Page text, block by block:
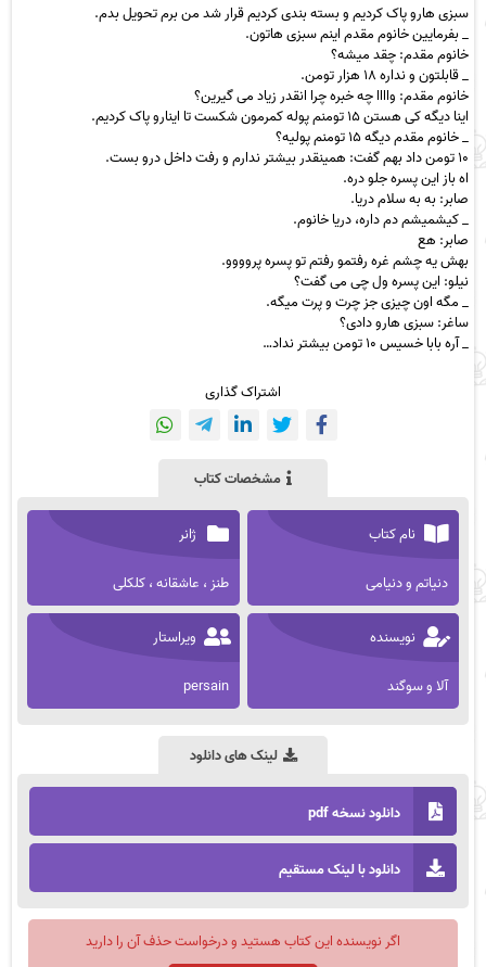
سبزی هارو پاک کردیم و بسته بندی کردیم قرار شد من برم تحویل بدم.
_ بفرمایین خانوم مقدم اینم سبزی هاتون.
خانوم مقدم: چقد میشه؟
_ قابلتون و نداره ۱۸ هزار تومن.
خانوم مقدم: واااا چه خبره چرا انقدر زیاد می گیرین؟
اینا دیگه کی هستن ۱۵ تومنم پوله کمرمون شکست تا اینارو پاک کردیم.
_ خانوم مقدم دیگه ۱۵ تومنم پولیه؟
۱۰ تومن داد بهم گفت: همینقدر بیشتر ندارم و رفت داخل درو بست.
اه باز این پسره جلو دره.
صابر: به به سلام دریا.
_ کیشمیشم دم داره، دریا خانوم.
صابر: هع
بهش یه چشم غره رفتمو رفتم تو پسره پروووو.
نیلو: این پسره ول چی می گفت؟
_ مگه اون چیزی جز چرت و پرت میگه.
ساغر: سبزی هارو دادی؟
_ آره بابا خسیس ۱۰ تومن بیشتر نداد…
اشتراک گذاری
مشخصات کتاب
نام کتاب
دنیاتم و دنیامی
ژانر
طنز ، عاشقانه ، کلکلی
نویسنده
آلا و سوگند
ویراستار
persain
لینک های دانلود
دانلود نسخه pdf
دانلود با لینک مستقیم
اگر نویسنده این کتاب هستید و درخواست حذف آن را دارید